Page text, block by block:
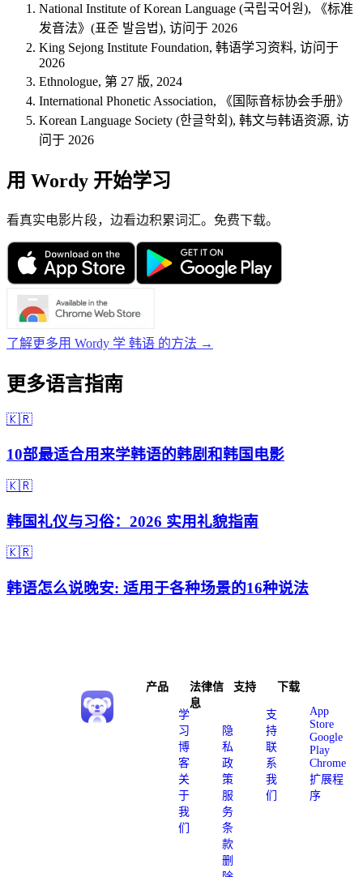
National Institute of Korean Language (국립국어원), 《标准
发音法》(표준 발음법), 访问于 2026
King Sejong Institute Foundation, 韩语学习资料, 访问于
2026
Ethnologue, 第 27 版, 2024
International Phonetic Association, 《国际音标协会手册》
Korean Language Society (한글학회), 韩文与韩语资源, 访
问于 2026
用 Wordy 开始学习
看真实电影片段，边看边积累词汇。免费下载。
了解更多用 Wordy 学 韩语 的方法 →
更多语言指南
🇰🇷
10部最适合用来学韩语的韩剧和韩国电影
🇰🇷
韩国礼仪与习俗：2026 实用礼貌指南
🇰🇷
韩语怎么说晚安: 适用于各种场景的16种说法
产品
学
习
博
客
关
于
我
们
法律信
息
隐
私
政
策
服
务
条
款
删
支持
支
持
联
系
我
们
下载
App
Store
Google
Play
Chrome
扩展程
序